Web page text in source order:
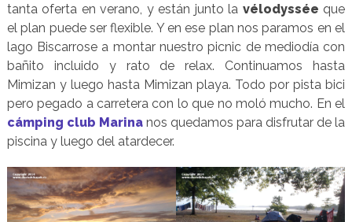
tanta oferta en verano, y están junto la vélodyssée que
el plan puede ser flexible. Y en ese plan nos paramos en el
lago Biscarrose a montar nuestro picnic de mediodía con
bañito incluido y rato de relax. Continuamos hasta
Mimizan y luego hasta Mimizan playa. Todo por pista bici
pero pegado a carretera con lo que no moló mucho. En el
cámping club Marinanos quedamos para disfrutar de la
piscina y luego del atardecer.